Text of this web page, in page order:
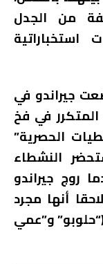
من الجدل
استخباراتية
جيراندو في
في فخ
الحصرية”
النشطاء
روج جيراندو
أنها مجرد
و”عمي